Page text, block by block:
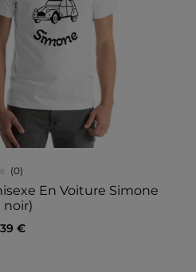
(0)
En Voiture Simone
noir)
€